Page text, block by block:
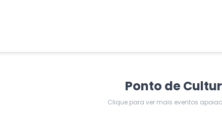
Ponto de
Clique para ver mais eventos